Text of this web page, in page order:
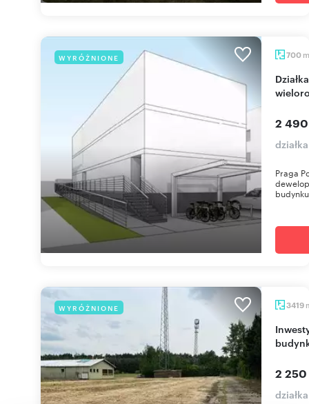
WYRÓŻNIONE 700 m
Działka inwestycyjna pod zabudowę
2
Praga
WYRÓŻNIONE 3419
Inwestycyjna działka z przemysłowym
2